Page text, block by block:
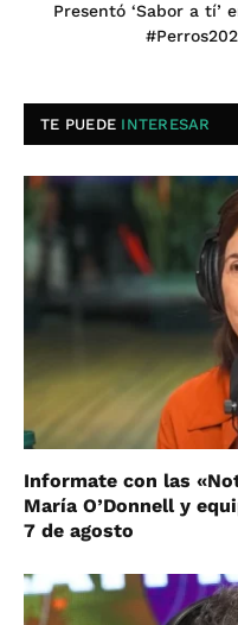
Presentó ‘Sabor a tí’
TE PUEDE INTERESAR
Informate con las
María O’Donnell y
7 de agosto